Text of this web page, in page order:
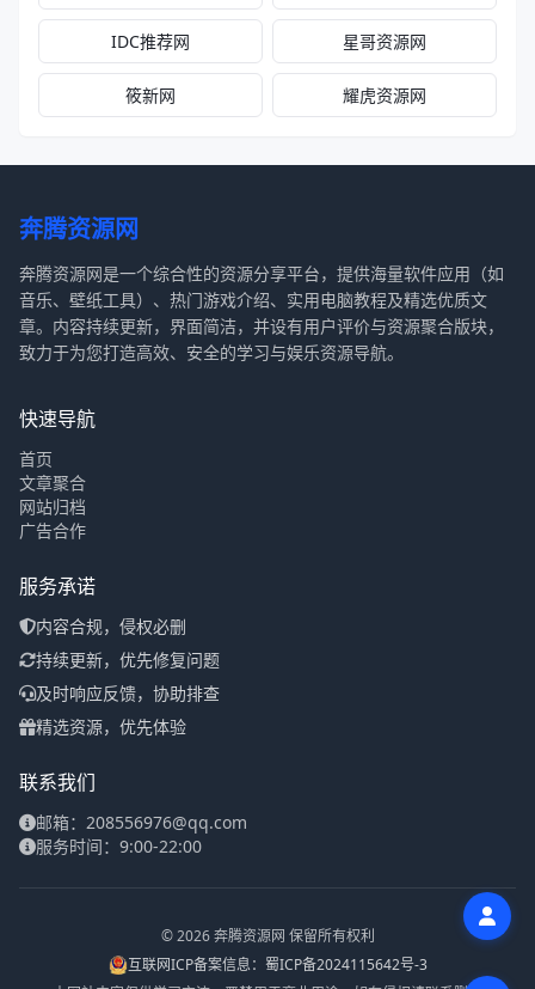
IDC推荐网 星哥资源网
筱新网 耀虎资源网
奔腾资源网
奔腾资源网是一个综合性的资源分享平台，提供海量软件应用（如
音乐、壁纸工具）、热门游戏介绍、实用电脑教程及精选优质文
章。内容持续更新，界面简洁，并设有用户评价与资源聚合版块，
致力于为您打造高效、安全的学习与娱乐资源导航。
快速导航
首页
文章聚合
网站归档
广告合作
服务承诺
内容合规，侵权必删
持续更新，优先修复问题
及时响应反馈，协助排查
精选资源，优先体验
联系我们
邮箱：208556976@qq.com
服务时间：9:00-22:00
© 2026 奔腾资源网 保留所有权利
互联网ICP备案信息：蜀ICP备2024115642号-3